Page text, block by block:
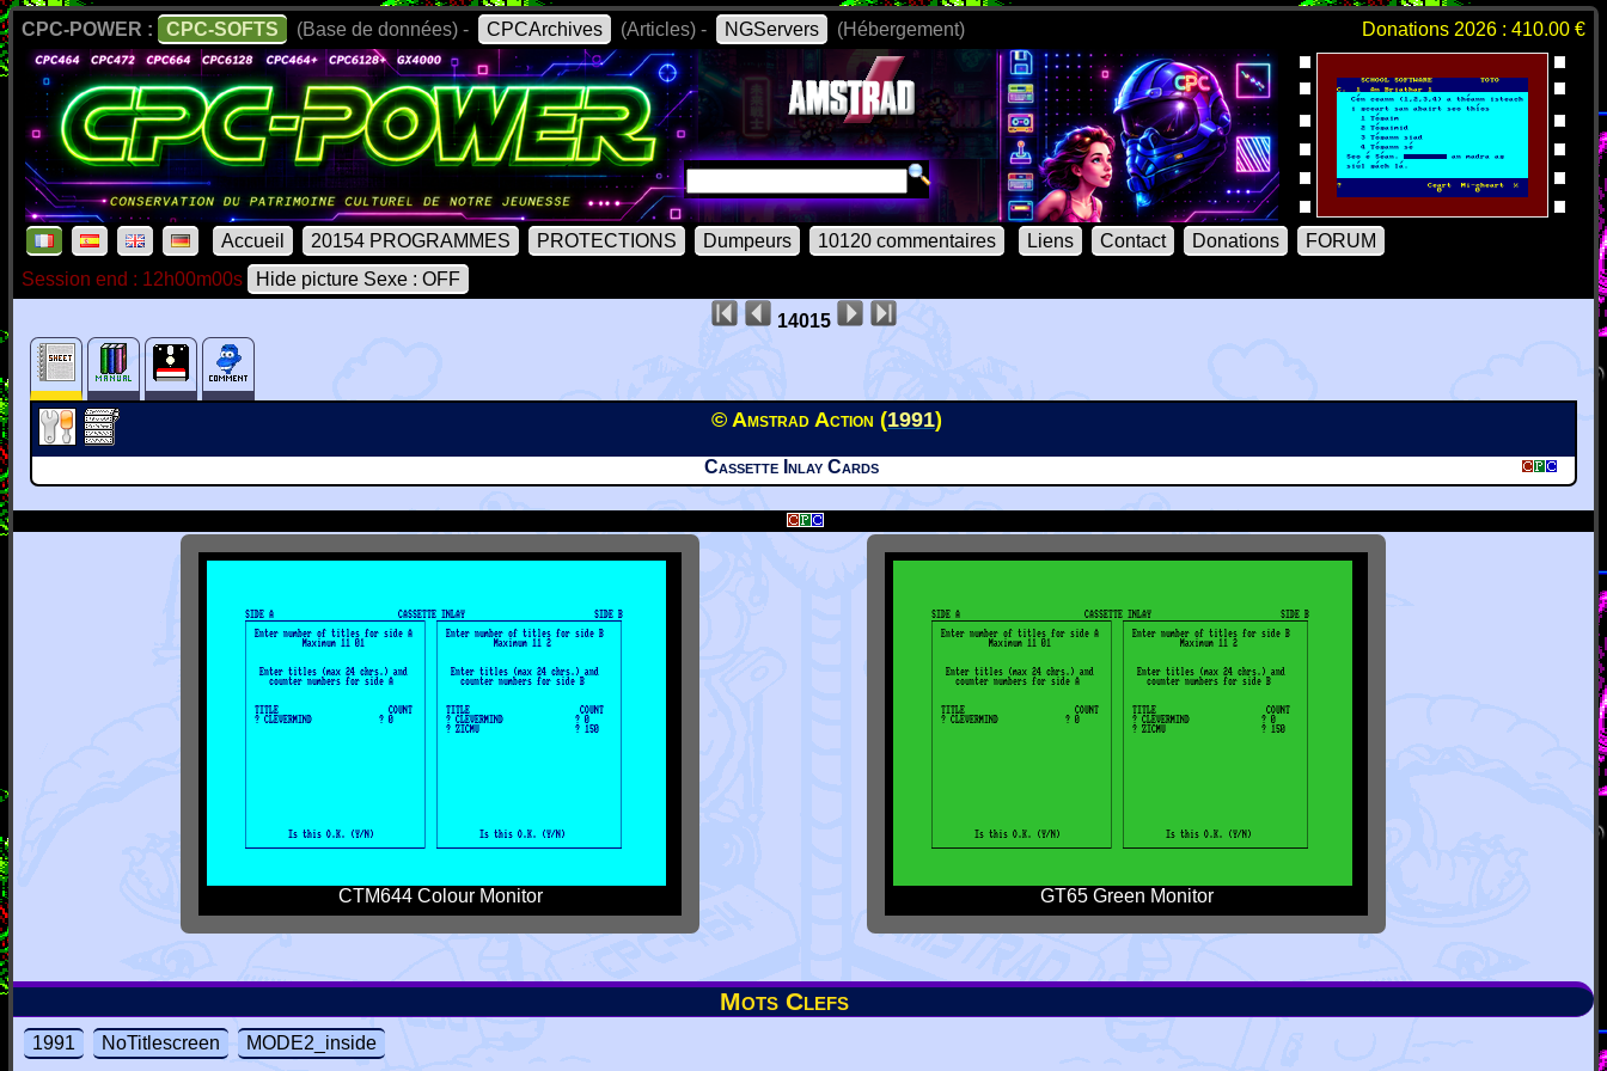
CPC-POWER : CPC-SOFTS (Base de données) - CPCArchives (Articles) - NGServers (Hébergement) Donations 2026 : 410.00 €
Accueil 20154 PROGRAMMES PROTECTIONS Dumpeurs 10120 commentaires Liens Contact Donations
FORUM
Session end : 12h00m00s
Hide picture Sexe : OFF
14015
© Amstrad Action (1991)
Cassette Inlay Cards
CTM644 Colour Monitor GT65 Green Monitor
Mots Clefs
1991 NoTitlescreen MODE2_inside